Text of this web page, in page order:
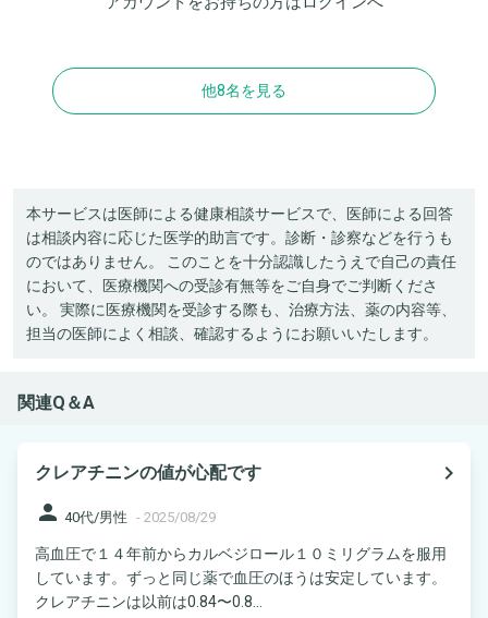
他8名を見る
本サービスは医師による健康相談サービスで、医師による回答
は相談内容に応じた医学的助言です。診断・診察などを行うも
のではありません。 このことを十分認識したうえで自己の責任
において、医療機関への受診有無等をご自身でご判断くださ
い。 実際に医療機関を受診する際も、治療方法、薬の内容等、
担当の医師によく相談、確認するようにお願いいたします。
関連Q＆A
クレアチニンの値が心配です
navigate_next
person 40代/男性 - 2025/08/29
高血圧で１４年前からカルベジロール１０ミリグラムを服用
しています。ずっと同じ薬で血圧のほうは安定しています。
クレアチニンは以前は0.84〜0.8...